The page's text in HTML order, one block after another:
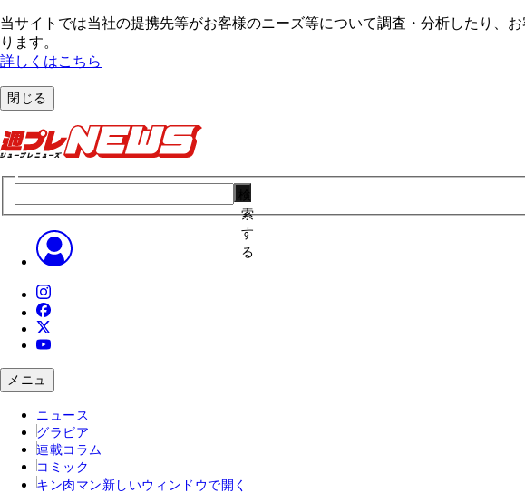
当サイトでは当社の提携先等がお客様のニーズ等について調査・分析したり、
ります。
詳しくはこちら
閉じる
索
す
る
メニュ
ニュース
グラビア
連載コラム
コミック
キン肉マン 新しいウィンドウで開く